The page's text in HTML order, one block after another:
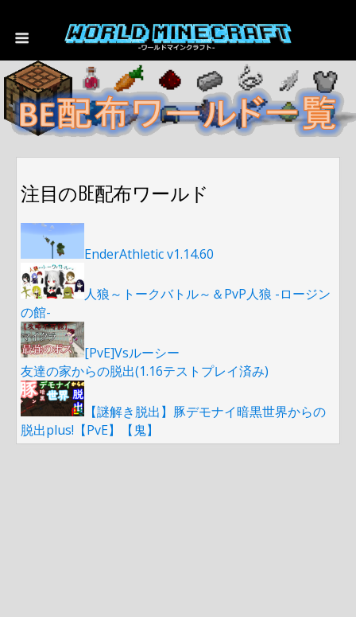
注目のBE配布ワールド
EnderAthletic v1.14.60
人狼～トークバトル～＆PvP人狼 -ロージン
の館-
[PvE]Vsルーシー
友達の家からの脱出(1.16テストプレイ済み)
【謎解き脱出】豚デモナイ暗黒世界からの
脱出plus!【PvE】【鬼】